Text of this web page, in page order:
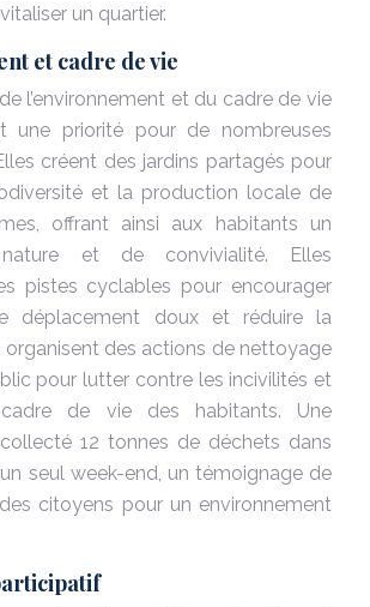
un quartier.
et cadre de vie
l’environnement et du cadre de vie
une priorité pour de nombreuses
créent des jardins partagés pour
et la production locale de
offrant ainsi aux habitants un
et de convivialité. Elles
pistes cyclables pour encourager
déplacement doux et réduire la
organisent des actions de nettoyage
pour lutter contre les incivilités et
de vie des habitants. Une
12 tonnes de déchets dans
seul week-end, un témoignage de
citoyens pour un environnement